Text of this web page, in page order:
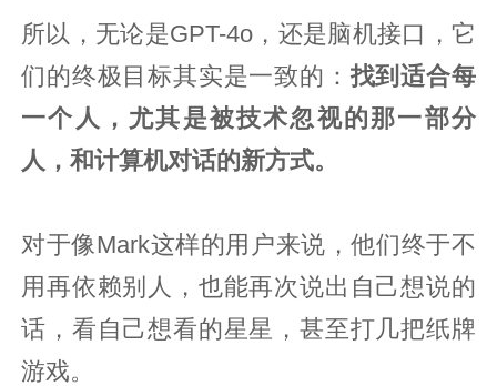
所以，无论是GPT-4o，还是脑机接口，它
们的终极目标其实是一致的：找到适合每
一个人，尤其是被技术忽视的那一部分
人，和计算机对话的新方式。
对于像Mark这样的用户来说，他们终于不
用再依赖别人，也能再次说出自己想说的
话，看自己想看的星星，甚至打几把纸牌
游戏。